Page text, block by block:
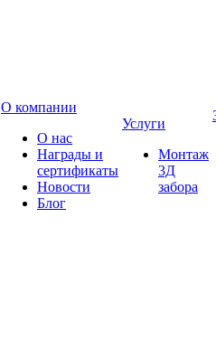
О компании
О нас
Награды и
сертификаты
Новости
Блог
Услуги
Монтаж
3Д
забора